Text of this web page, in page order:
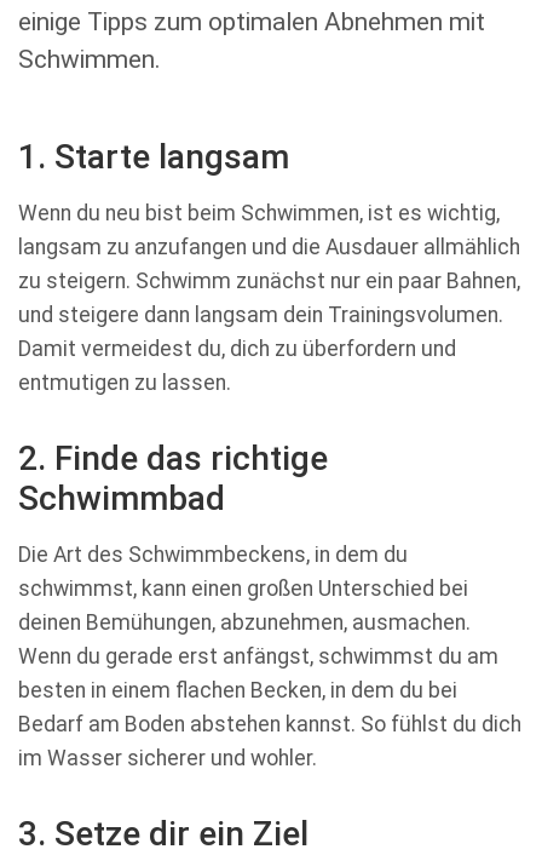
einige Tipps zum optimalen Abnehmen mit
Schwimmen.
1. Starte langsam
Wenn du neu bist beim Schwimmen, ist es wichtig,
langsam zu anzufangen und die Ausdauer allmählich
zu steigern. Schwimm zunächst nur ein paar Bahnen,
und steigere dann langsam dein Trainingsvolumen.
Damit vermeidest du, dich zu überfordern und
entmutigen zu lassen.
2. Finde das richtige
Schwimmbad
Die Art des Schwimmbeckens, in dem du
schwimmst, kann einen großen Unterschied bei
deinen Bemühungen, abzunehmen, ausmachen.
Wenn du gerade erst anfängst, schwimmst du am
besten in einem flachen Becken, in dem du bei
Bedarf am Boden abstehen kannst. So fühlst du dich
im Wasser sicherer und wohler.
3. Setze dir ein Ziel